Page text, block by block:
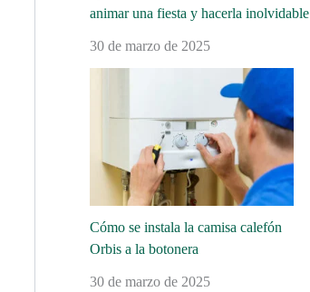
animar una fiesta y hacerla inolvidable
30 de marzo de 2025
Cómo se instala la camisa calefón
Orbis a la botonera
30 de marzo de 2025